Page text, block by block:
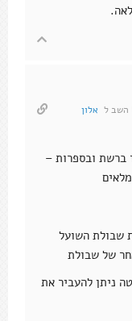
השב ל אלון
ברשת ובספרות –
שבולת השועל
של שבולת
ניתן להעביר את